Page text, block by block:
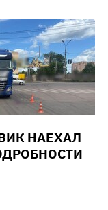
НАЕХАЛ